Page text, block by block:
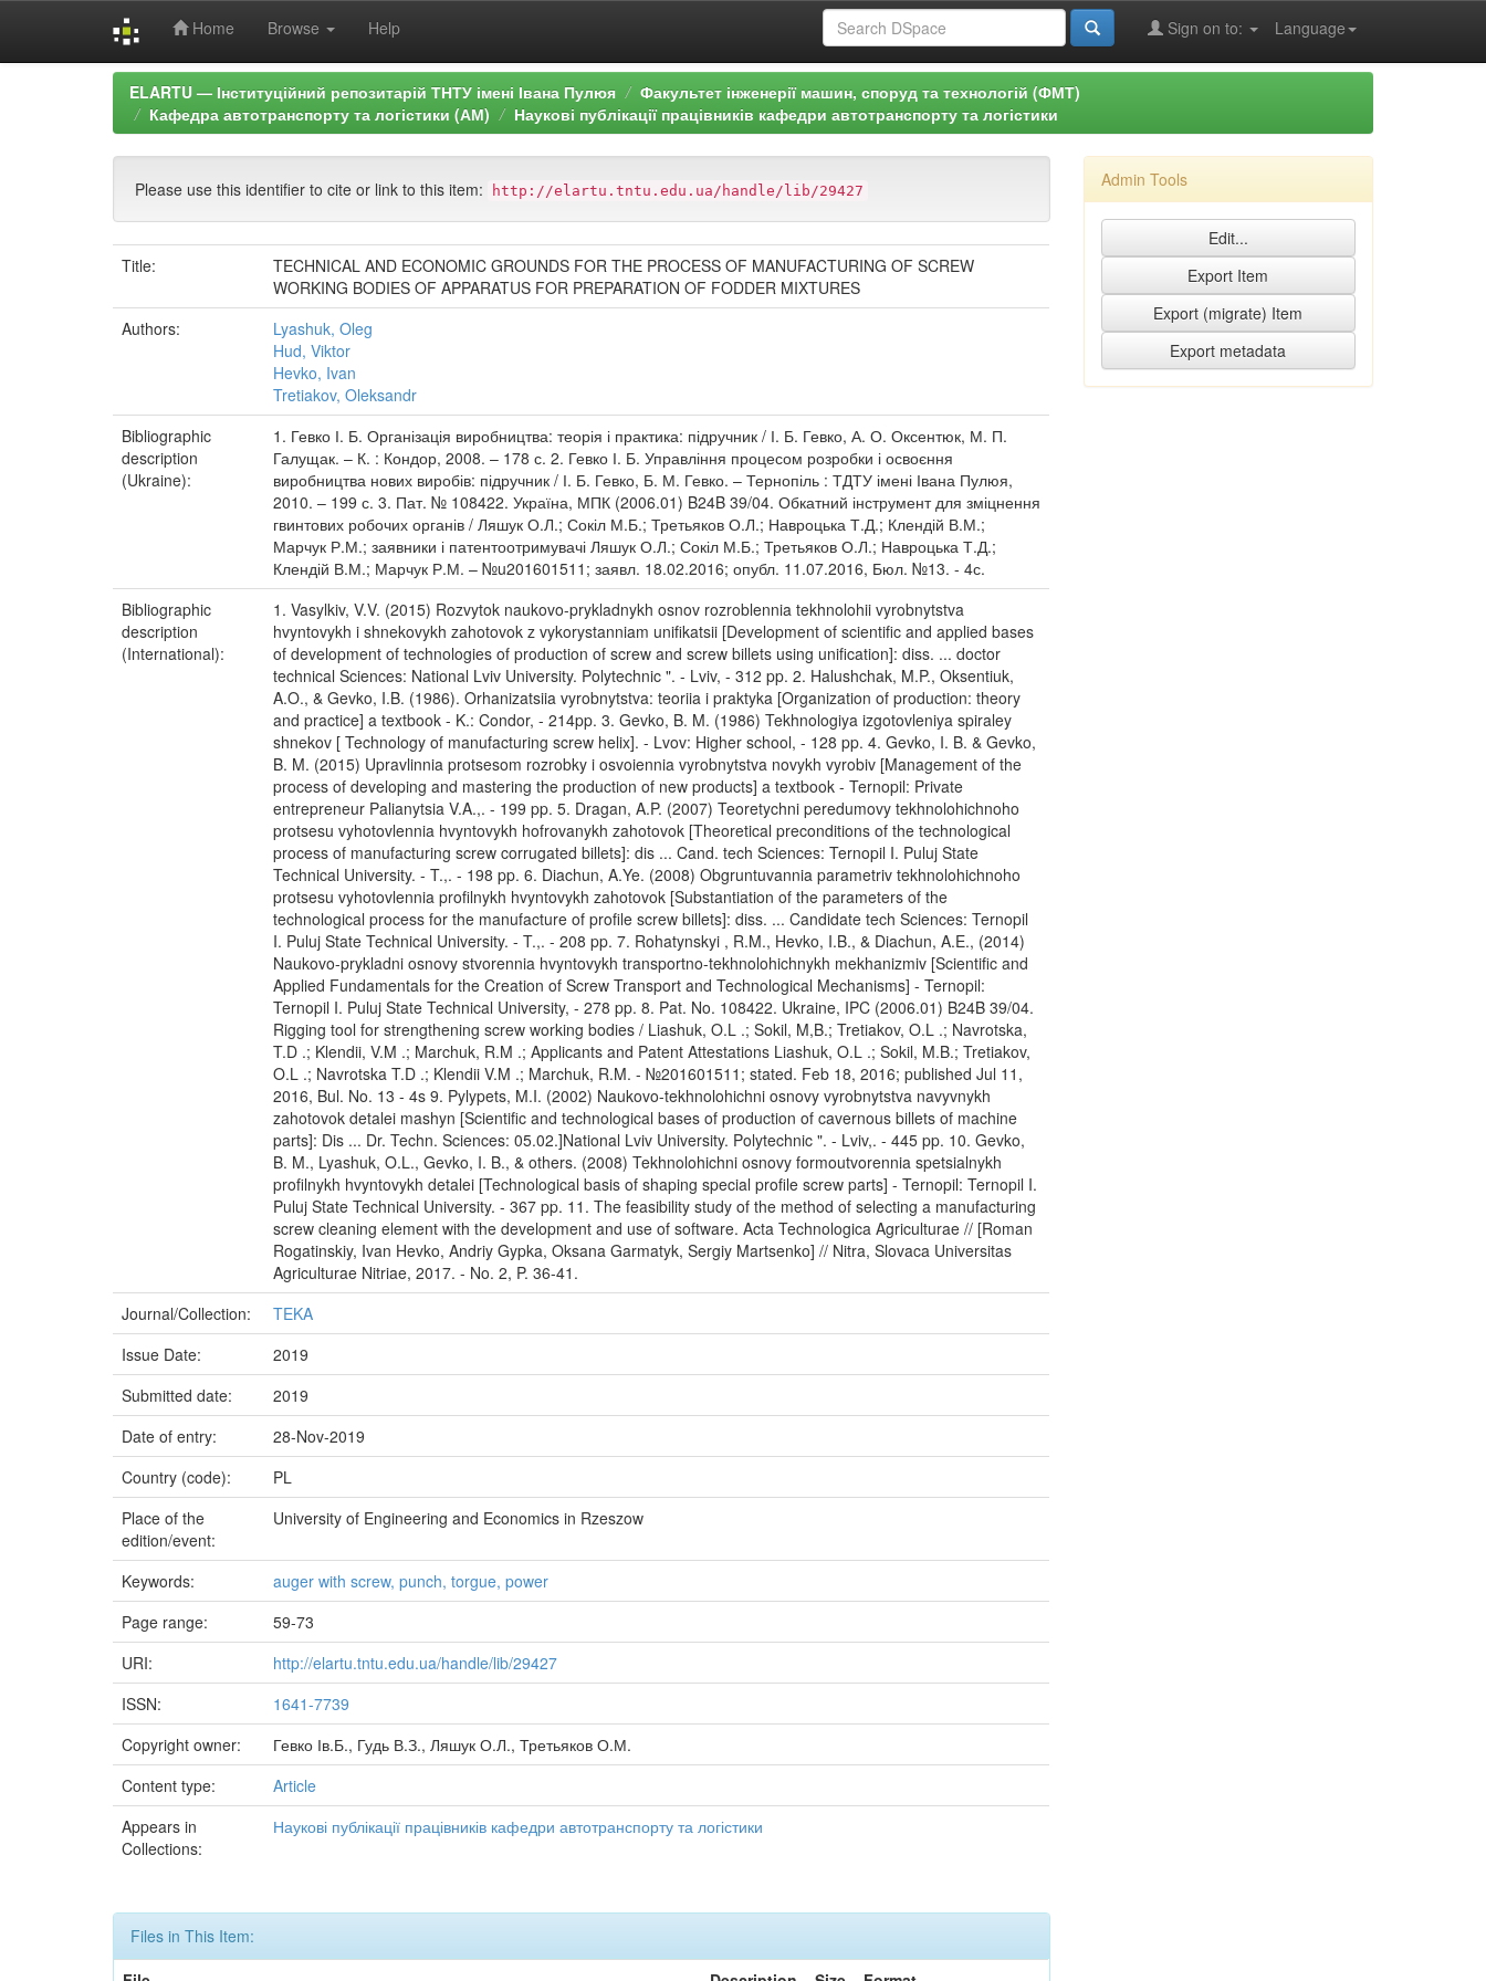
Home Browse Help Language
Sign on to:
ELARTU — Інституційний репозитарій ТНТУ імені Івана Пулюя
Факультет інженерії машин, споруд та технологій (ФМТ)
Кафедра автотранспорту та логістики (АМ)
Наукові публікації працівників кафедри автотранспорту та логістики
Please use this identifier to cite or link to this item: http://elartu.tntu.edu.ua/handle/lib/29427
Title:
TECHNICAL AND ECONOMIC GROUNDS FOR THE PROCESS OF MANUFACTURING OF SCREW
WORKING BODIES OF APPARATUS FOR PREPARATION OF FODDER MIXTURES
Authors:
Lyashuk, Oleg
Hud, Viktor
Hevko, Ivan
Tretiakov, Oleksandr
Bibliographic
description
(Ukraine):
1. Гевко І. Б. Організація виробництва: теорія і практика: підручник / І. Б. Гевко, А. О. Оксентюк, М. П.
Галущак. – К. : Кондор, 2008. – 178 с. 2. Гевко І. Б. Управління процесом розробки і освоєння
виробництва нових виробів: підручник / І. Б. Гевко, Б. М. Гевко. – Тернопіль : ТДТУ імені Івана Пулюя,
2010. – 199 с. 3. Пат. № 108422. Україна, МПК (2006.01) B24B 39/04. Обкатний інструмент для зміцнення
гвинтових робочих органів / Ляшук О.Л.; Сокіл М.Б.; Третьяков О.Л.; Навроцька Т.Д.; Клендій В.М.;
Марчук Р.М.; заявники і патентоотримувачі Ляшук О.Л.; Сокіл М.Б.; Третьяков О.Л.; Навроцька Т.Д.;
Клендій В.М.; Марчук Р.М. – №u201601511; заявл. 18.02.2016; опубл. 11.07.2016, Бюл. №13. - 4с.
Bibliographic
description
(International):
1. Vasylkiv, V.V. (2015) Rozvytok naukovo-prykladnykh osnov rozroblennia tekhnolohii vyrobnytstva
hvyntovykh i shnekovykh zahotovok z vykorystanniam unifikatsii [Development of scientific and applied bases
of development of technologies of production of screw and screw billets using unification]: diss. ... doctor
technical Sciences: National Lviv University. Polytechnic ". - Lviv, - 312 pp. 2. Halushchak, M.P., Oksentiuk,
A.O., & Gevko, I.B. (1986). Orhanizatsiia vyrobnytstva: teoriia i praktyka [Organization of production: theory
and practice] a textbook - K.: Condor, - 214pp. 3. Gevko, B. M. (1986) Tekhnologiya izgotovleniya spiraley
shnekov [ Technology of manufacturing screw helix]. - Lvov: Higher school, - 128 pp. 4. Gevko, I. B. & Gevko,
B. M. (2015) Upravlinnia protsesom rozrobky i osvoiennia vyrobnytstva novykh vyrobiv [Management of the
process of developing and mastering the production of new products] a textbook - Ternopil: Private
entrepreneur Palianytsia V.A.,. - 199 pp. 5. Dragan, A.P. (2007) Teoretychni peredumovy tekhnolohichnoho
protsesu vyhotovlennia hvyntovykh hofrovanykh zahotovok [Theoretical preconditions of the technological
process of manufacturing screw corrugated billets]: dis ... Cand. tech Sciences: Ternopil I. Puluj State
Technical University. - T.,. - 198 pp. 6. Diachun, A.Ye. (2008) Obgruntuvannia parametriv tekhnolohichnoho
protsesu vyhotovlennia profilnykh hvyntovykh zahotovok [Substantiation of the parameters of the
technological process for the manufacture of profile screw billets]: diss. ... Candidate tech Sciences: Ternopil
I. Puluj State Technical University. - T.,. - 208 pp. 7. Rohatynskyi , R.M., Hevko, I.B., & Diachun, A.E., (2014)
Naukovo-prykladni osnovy stvorennia hvyntovykh transportno-tekhnolohichnykh mekhanizmiv [Scientific and
Applied Fundamentals for the Creation of Screw Transport and Technological Mechanisms] - Ternopil:
Ternopil I. Puluj State Technical University, - 278 pp. 8. Pat. No. 108422. Ukraine, IPC (2006.01) B24B 39/04.
Rigging tool for strengthening screw working bodies / Liashuk, O.L .; Sokil, M,B.; Tretiakov, O.L .; Navrotska,
T.D .; Klendii, V.M .; Marchuk, R.M .; Applicants and Patent Attestations Liashuk, O.L .; Sokil, M.B.; Tretiakov,
O.L .; Navrotska T.D .; Klendii V.M .; Marchuk, R.M. - №201601511; stated. Feb 18, 2016; published Jul 11,
2016, Bul. No. 13 - 4s 9. Pylypets, M.I. (2002) Naukovo-tekhnolohichni osnovy vyrobnytstva navyvnykh
zahotovok detalei mashyn [Scientific and technological bases of production of cavernous billets of machine
parts]: Dis ... Dr. Techn. Sciences: 05.02.]National Lviv University. Polytechnic ". - Lviv,. - 445 pp. 10. Gevko,
B. M., Lyashuk, O.L., Gevko, I. B., & others. (2008) Tekhnolohichni osnovy formoutvorennia spetsialnykh
profilnykh hvyntovykh detalei [Technological basis of shaping special profile screw parts] - Ternopil: Ternopil I.
Puluj State Technical University. - 367 pp. 11. The feasibility study of the method of selecting a manufacturing
screw cleaning element with the development and use of software. Acta Technologica Agriculturae // [Roman
Rogatinskiy, Ivan Hevko, Andriy Gypka, Oksana Garmatyk, Sergiy Martsenko] // Nitra, Slovaca Universitas
Agriculturae Nitriae, 2017. - No. 2, P. 36-41.
Journal/Collection:
TEKA
Issue Date:
2019
Submitted date:
2019
Date of entry:
28-Nov-2019
Country (code):
PL
Place of the
edition/event:
University of Engineering and Economics in Rzeszow
Keywords:
auger with screw, punch, torgue, power
Page range:
59-73
URI:
http://elartu.tntu.edu.ua/handle/lib/29427
ISSN:
1641-7739
Copyright owner:
Гевко Ів.Б., Гудь В.З., Ляшук О.Л., Третьяков О.М.
Content type:
Article
Appears in
Collections:
Наукові публікації працівників кафедри автотранспорту та логістики
Files in This Item:
Admin Tools